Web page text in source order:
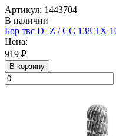
Артикул: 1443704
В наличии
Бор твс D+Z / CC 138 TX
Цена:
919 ₽
В корзину